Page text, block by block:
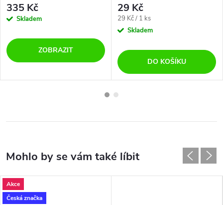
335 Kč
Skladem
ZOBRAZIT
29 Kč
Měrná
cena:
29 Kč / 1 ks
Skladem
DO KOŠÍKU
Akce
Česká značka